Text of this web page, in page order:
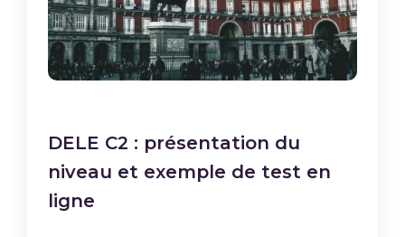
DELE C2 : présentation du
niveau et exemple de test en
ligne